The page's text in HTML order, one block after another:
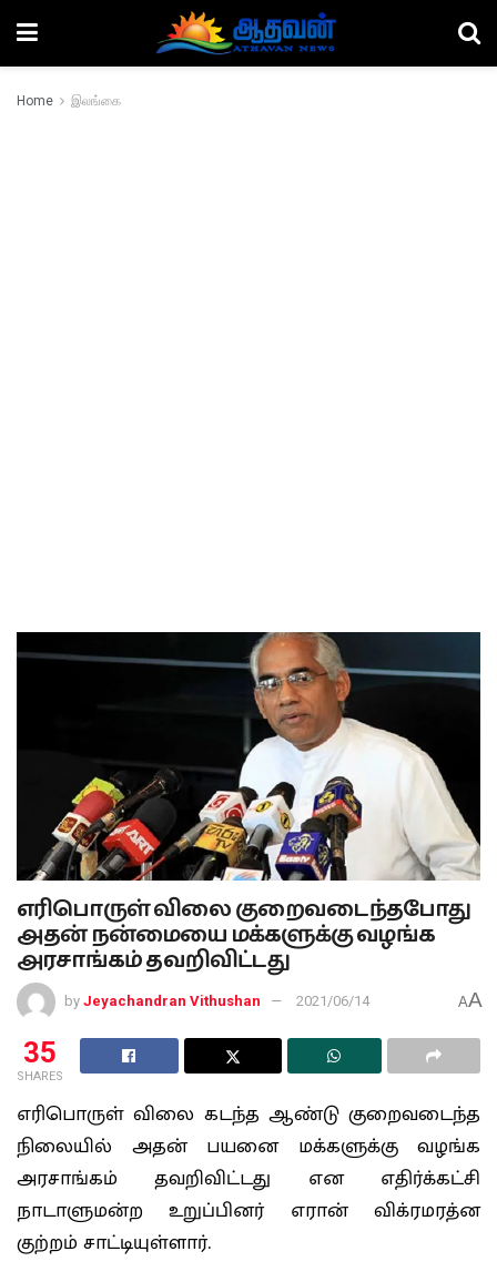
Home இலங்கை
எரிபொருள் விலை குறைவடைந்தபோது
அதன் நன்மையை மக்களுக்கு வழங்க
அரசாங்கம் தவறிவிட்டது
by Jeyachandran Vithushan 2021/06/14 AA
35
SHARES
எரிபொருள் விலை கடந்த ஆண்டு குறைவடைந்த
நிலையில் அதன் பயனை மக்களுக்கு வழங்க
அரசாங்கம் தவறிவிட்டது என எதிர்க்கட்சி
நாடாளுமன்ற உறுப்பினர் எரான் விக்ரமரத்ன
குற்றம் சாட்டியுள்ளார்.